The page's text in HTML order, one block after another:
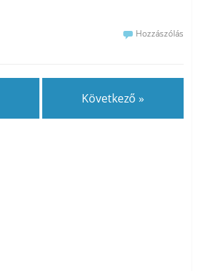
Hozzászólás
Következő »